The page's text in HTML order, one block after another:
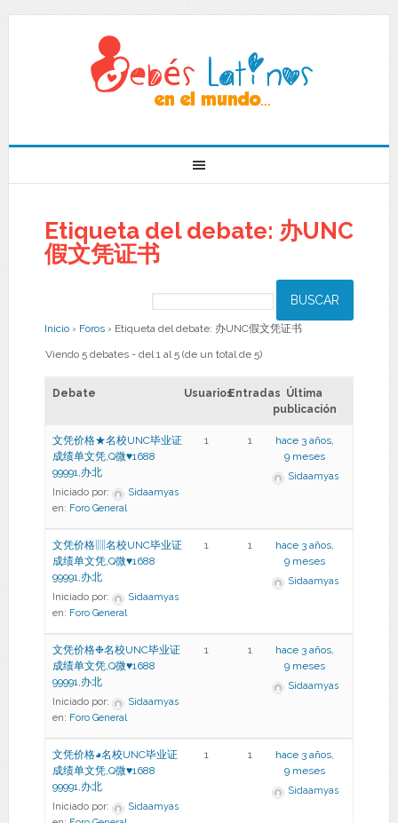
Etiqueta del debate: 办UNC
假文凭证书
Inicio › Foros › Etiqueta del debate: 办UNC假文凭证书
Viendo 5 debates - del 1 al 5 (de un total de 5)
Debate UsuariosEntradas Última
publicación
文凭价格★名校UNC毕业证
成绩单文凭,Q微♥1688
99991,办北
Iniciado por:
Sidaamyas
en: Foro General
1 1
hace 3 años,
9 meses
Sidaamyas
文凭价格▥名校UNC毕业证
成绩单文凭,Q微♥1688
99991,办北
Iniciado por:
Sidaamyas
en: Foro General
1 1
hace 3 años,
9 meses
Sidaamyas
文凭价格❉名校UNC毕业证
成绩单文凭,Q微♥1688
99991,办北
Iniciado por:
Sidaamyas
en: Foro General
1 1
hace 3 años,
9 meses
Sidaamyas
文凭价格◕名校UNC毕业证
成绩单文凭,Q微♥1688
99991,办北
Iniciado por:
Sidaamyas
1 1
hace 3 años,
9 meses
Sidaamyas